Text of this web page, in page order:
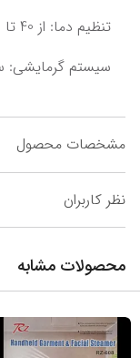
تنظیم دما: از 40 تا 220 درجه سانتیگراد
سیستم گرمایشی:
مشخصات محصول
نظر کاربران
محصولات مشابه